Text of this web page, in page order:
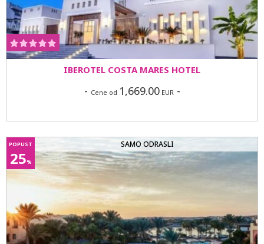
IBEROTEL COSTA MARES HOTEL
- Cene od 1,669.00EUR-
SAMO ODRASLI
POPUST
25%